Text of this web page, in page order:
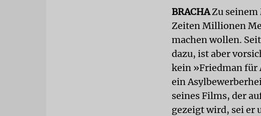
BRACHAZu seinem
Zeiten Millionen
machen wollen.
dazu, ist aber
kein »Friedman für
ein
seines Films, der
gezeigt wird, sei er